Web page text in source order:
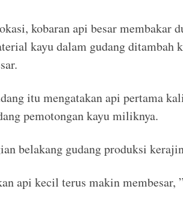
kobaran api besar membakar
kayu dalam gudang ditambah
itu mengatakan api pertama
pemotongan kayu miliknya.
belakang gudang produksi
api kecil terus makin membesar,